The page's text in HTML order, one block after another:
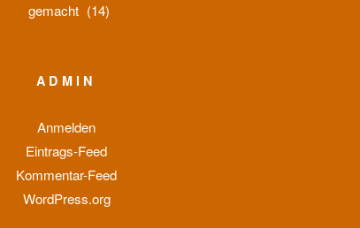
gemacht (14)
ADMIN
Anmelden
Eintrags-Feed
Kommentar-Feed
WordPress.org